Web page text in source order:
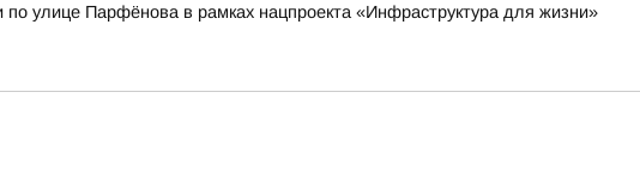
улице Парфёнова в рамках нацпроекта «Инфраструктура для жизни»